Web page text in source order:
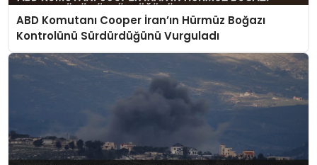
ABD Komutanı Cooper İran’ın Hürmüz Boğazı
Kontrolünü Sürdürdüğünü Vurguladı